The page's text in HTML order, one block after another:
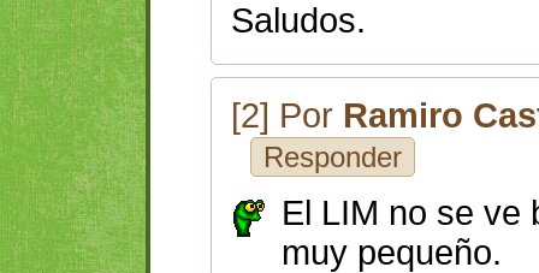
Saludos.
[2] Por Ramiro
Responder
El LIM no se ve
muy pequeño.